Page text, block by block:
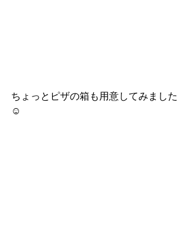
ちょっとピザの箱も用意してみました
☺︎